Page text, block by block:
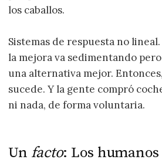
los caballos.
Sistemas de respuesta no
la mejora va sedimentando
una alternativa mejor.
sucede. Y la gente compró
ni nada, de forma voluntaria.
Un facto: Los